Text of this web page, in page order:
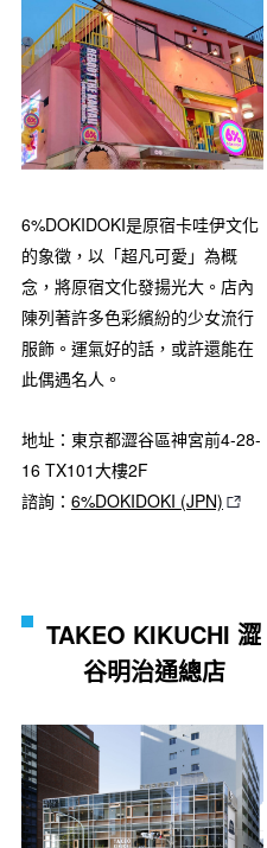
6%DOKIDOKI是原宿卡哇伊文化
的象徵，以「超凡可愛」為概
念，將原宿文化發揚光大。店內
陳列著許多色彩繽紛的少女流行
服飾。運氣好的話，或許還能在
此偶遇名人。
地址：東京都澀谷區神宮前4-28-
16 TX101大樓2F
諮詢： 6%DOKIDOKI (JPN)
TAKEO KIKUCHI 澀
谷明治通總店